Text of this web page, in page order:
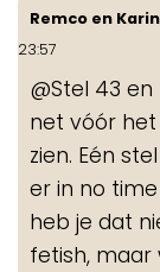
Remco en Karin
23:57
@Stel 43
net vóór
zien. Eén
er in no
heb je dat
fetish, maar